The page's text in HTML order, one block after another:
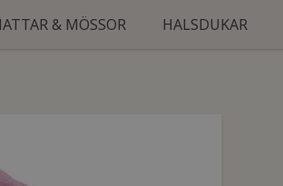
& MÖSSOR HALSDUKAR